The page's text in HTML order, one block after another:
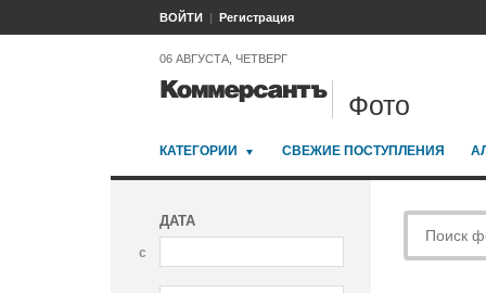
ВОЙТИ Регистрация
06 АВГУСТА, ЧЕТВЕРГ
Фото
КАТЕГОРИИ СВЕЖИЕ ПОСТУПЛЕНИЯ
ДАТА
с